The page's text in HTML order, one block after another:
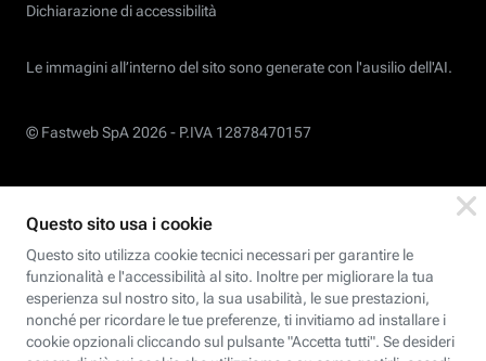
Dichiarazione di accessibilità
Le immagini all’interno del sito sono generate con l'ausilio dell'AI.
© Fastweb SpA 2026 - P.IVA 12878470157